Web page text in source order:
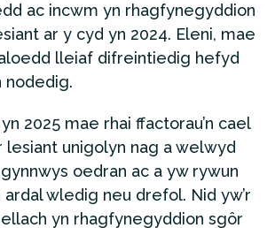
ac incwm yn rhagfynegyddion
ar y cyd yn 2024. Eleni, mae
lleiaf difreintiedig hefyd
nodedig.
2025 mae rhai ffactorau’n cael
lesiant unigolyn nag a welwyd
gynnwys oedran ac a yw rywun
wledig neu drefol. Nid yw’r
yn rhagfynegyddion sgôr